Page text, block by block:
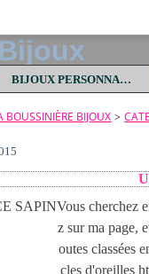
BIJOUX PERSONNALISES
BOUSSINIÈRE BIJOUX >
Vous cherchez
z sur ma page,
outes classées
cles d'oreilles